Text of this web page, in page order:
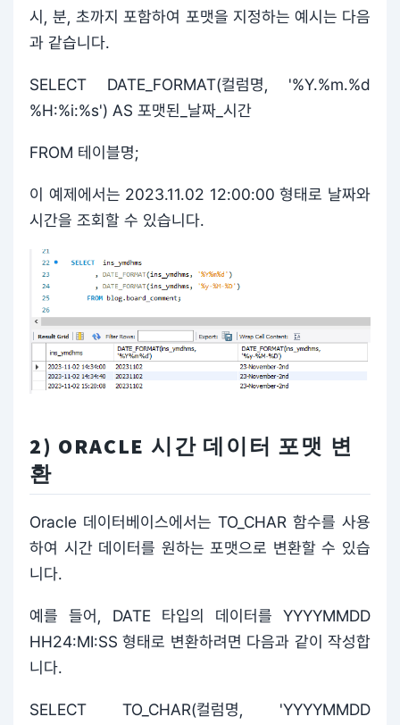
시, 분, 초까지 포함하여 포맷을 지정하는 예시는 다음
과 같습니다.
SELECT DATE_FORMAT(컬럼명, '%Y.%m.%d
%H:%i:%s') AS 포맷된_날짜_시간
FROM 테이블명;
이 예제에서는 2023.11.02 12:00:00 형태로 날짜와
시간을 조회할 수 있습니다.
2) ORACLE 시간 데이터 포맷 변
환
Oracle 데이터베이스에서는 TO_CHAR 함수를 사용
하여 시간 데이터를 원하는 포맷으로 변환할 수 있습
니다.
예를 들어, DATE 타입의 데이터를 YYYYMMDD
HH24:MI:SS 형태로 변환하려면 다음과 같이 작성합
니다.
SELECT TO_CHAR(컬럼명, 'YYYYMMDD